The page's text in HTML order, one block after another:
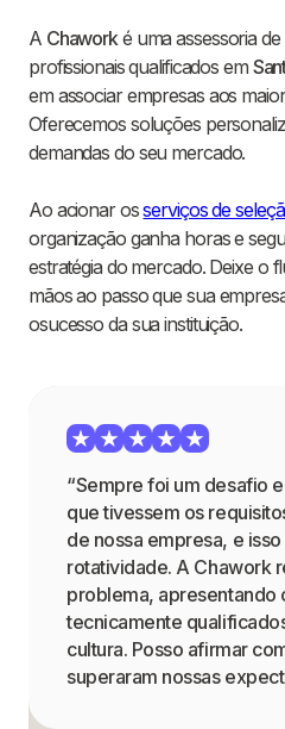
A Chaworké uma assessoria
profissionais qualificados em
em associar empresas aos
Oferecemos soluções
demandas do seu mercado.
Ao acionar osserviços de
organização ganha horas e
estratégia do mercado. Deixe o
mãos ao passo que sua
osucesso da sua instituição.
“Sempre foi um desafio
que tivessem os
de nossa empresa, e
rotatividade. A Chawork
problema, apresentando
tecnicamente
cultura. Posso afirmar
superaram nossas